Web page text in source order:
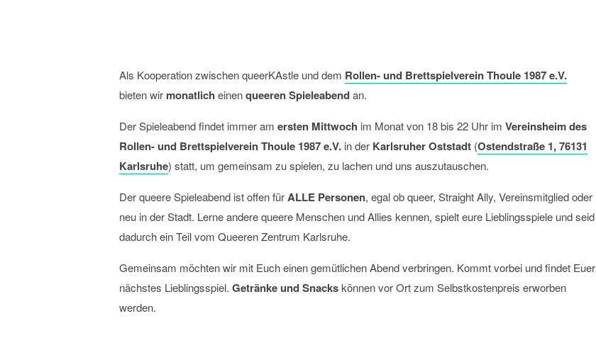
Als Kooperation zwischen queerKAstle und dem Rollen- und Brettspielverein Thoule 1987 e.V.
bieten wir monatlich einenqueeren Spieleabendan.
Der Spieleabend findet immer am ersten Mittwoch im Monat von 18 bis 22 Uhr im Vereinsheim des
Rollen- und Brettspielverein Thoule 1987 e.V. in der Karlsruher Oststadt (Ostendstraße 1, 76131
Karlsruhe) statt, um gemeinsam zu spielen, zu lachen und uns auszutauschen.
Der queere Spieleabend ist offen fürALLE Personen, egal ob queer, Straight Ally, Vereinsmitglied oder
neu in der Stadt. Lerne andere queere Menschen und Allies kennen, spielt eure Lieblingsspiele und seid
dadurch ein Teil vom Queeren Zentrum Karlsruhe.
Gemeinsam möchten wir mit Euch einen gemütlichen Abend verbringen. Kommt vorbei und findet Euer
nächstes Lieblingsspiel. Getränke und Snackskönnen vor Ort zum Selbstkostenpreis erworben
werden.